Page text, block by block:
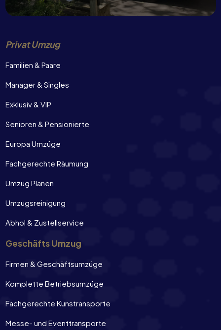
Privat Umzug
Familien & Paare
Manager & Singles
Exklusiv & VIP
Senioren & Pensionierte
Europa Umzüge
Fachgerechte Räumung
Umzug Planen
Umzugsreinigung
Abhol & Zustellservice
Geschäfts Umzug
Firmen & Geschäftsumzüge
Komplette Betriebsumzüge
Fachgerechte Kunstransporte
Messe- und Eventtransporte